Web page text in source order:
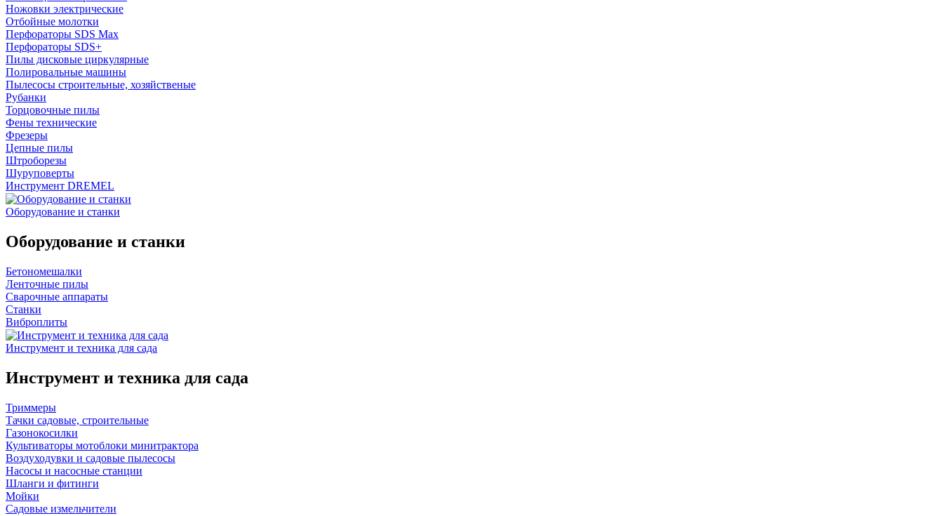
Ножовки электрические
Отбойные молотки
Перфораторы SDS Max
Перфораторы SDS+
Пилы дисковые циркулярные
Полировальные машины
Пылесосы строительные, хозяйственые
Рубанки
Торцовочные пилы
Фены технические
Фрезеры
Цепные пилы
Штроборезы
Шуруповерты
Инструмент DREMEL
Оборудование и станки
Оборудование и станки
Бетономешалки
Ленточные пилы
Сварочные аппараты
Станки
Виброплиты
Инструмент и техника для сада
Инструмент и техника для сада
Триммеры
Тачки садовые, строительные
Газонокосилки
Культиваторы мотоблоки минитрактора
Воздуходувки и садовые пылесосы
Насосы и насосные станции
Шланги и фитинги
Мойки
Садовые измельчители